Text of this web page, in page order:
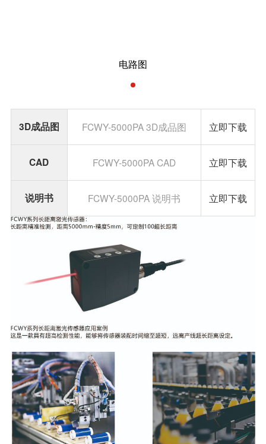
电路图
3D成品图 FCWY-5000PA 3D成品图 立即下载
CAD FCWY-5000PA CAD 立即下载
说明书 FCWY-5000PA 说明书 立即下载